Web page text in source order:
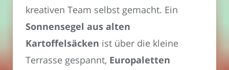
kreativen Team selbst gemacht. Ein
Sonnensegel aus alten
Kartoffelsäcken ist über die kleine
Terrasse gespannt, Europaletten